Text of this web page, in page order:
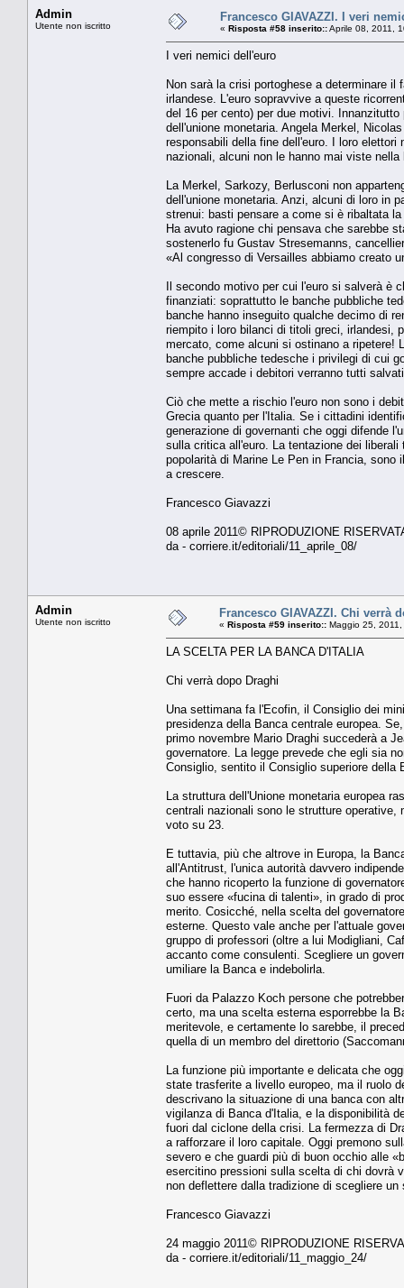
Admin
Utente non iscritto
Francesco GIAVAZZI. I veri
« Risposta #58 inserito::Aprile 08, 2011,
I veri nemici dell'euro
Non sarà la crisi portoghese a determinare
irlandese. L'euro sopravvive a queste
del 16 per cento) per due motivi.
dell'unione monetaria. Angela Merkel,
responsabili della fine dell'euro. I loro
nazionali, alcuni non le hanno mai viste nella
La Merkel, Sarkozy, Berlusconi non
dell'unione monetaria. Anzi, alcuni di loro in
strenui: basti pensare a come si è ribaltata
Ha avuto ragione chi pensava che sarebbe
sostenerlo fu Gustav Stresemanns,
«Al congresso di Versailles abbiamo creato
Il secondo motivo per cui l'euro si salverà è
finanziati: soprattutto le banche pubbliche
banche hanno inseguito qualche decimo di
riempito i loro bilanci di titoli greci, irlandesi,
mercato, come alcuni si ostinano a ripetere!
banche pubbliche tedesche i privilegi di cui
sempre accade i debitori verranno tutti
Ciò che mette a rischio l'euro non sono i
Grecia quanto per l'Italia. Se i cittadini
generazione di governanti che oggi difende
sulla critica all'euro. La tentazione dei
popolarità di Marine Le Pen in Francia, sono
a crescere.
Francesco Giavazzi
08 aprile 2011© RIPRODUZIONE
da - corriere.it/editoriali/11_aprile_08/
Admin
Utente non iscritto
Francesco GIAVAZZI. Chi verrà
« Risposta #59 inserito:: Maggio 25,
LA SCELTA PER LA BANCA D'ITALIA
Chi verrà dopo Draghi
Una settimana fa l'Ecofin, il Consiglio dei
presidenza della Banca centrale europea.
primo novembre Mario Draghi succederà a
governatore. La legge prevede che egli sia
Consiglio, sentito il Consiglio superiore della
La struttura dell'Unione monetaria europea
centrali nazionali sono le strutture operative,
voto su 23.
E tuttavia, più che altrove in Europa, la
all'Antitrust, l'unica autorità davvero
che hanno ricoperto la funzione di
suo essere «fucina di talenti», in grado di
merito. Cosicché, nella scelta del
esterne. Questo vale anche per l'attuale
gruppo di professori (oltre a lui Modigliani,
accanto come consulenti. Scegliere un
umiliare la Banca e indebolirla.
Fuori da Palazzo Koch persone che
certo, ma una scelta esterna esporrebbe la
meritevole, e certamente lo sarebbe, il
quella di un membro del direttorio
La funzione più importante e delicata che
state trasferite a livello europeo, ma il ruolo
descrivano la situazione di una banca con
vigilanza di Banca d'Italia, e la disponibilità
fuori dal ciclone della crisi. La fermezza di
a rafforzare il loro capitale. Oggi premono
severo e che guardi più di buon occhio alle
esercitino pressioni sulla scelta di chi dovrà
non deflettere dalla tradizione di scegliere
Francesco Giavazzi
24 maggio 2011© RIPRODUZIONE
da - corriere.it/editoriali/11_maggio_24/